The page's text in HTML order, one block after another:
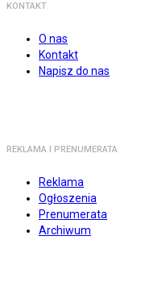
KONTAKT
O nas
Kontakt
Napisz do nas
REKLAMA I PRENUMERATA
Reklama
Ogłoszenia
Prenumerata
Archiwum